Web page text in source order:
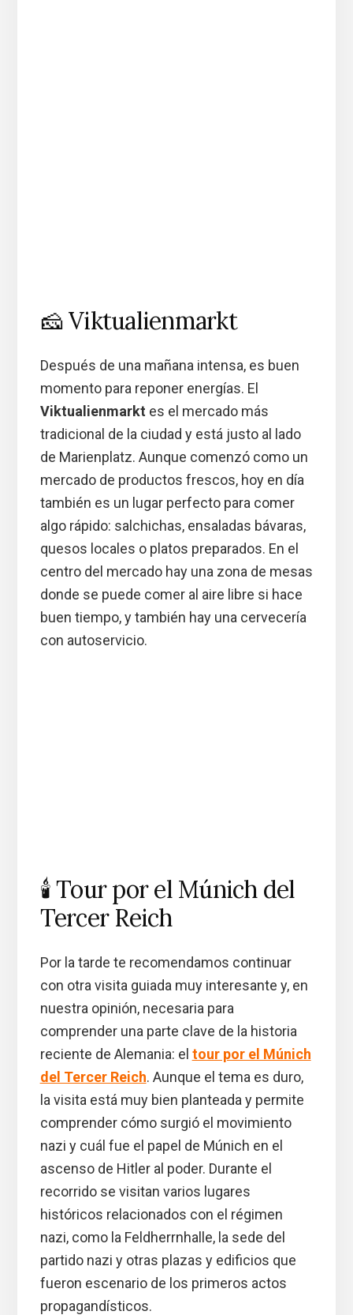
🧀 Viktualienmarkt
Después de una mañana intensa, es buen
momento para reponer energías. El
Viktualienmarkt es el mercado más
tradicional de la ciudad y está justo al lado
de Marienplatz. Aunque comenzó como un
mercado de productos frescos, hoy en día
también es un lugar perfecto para comer
algo rápido: salchichas, ensaladas bávaras,
quesos locales o platos preparados. En el
centro del mercado hay una zona de mesas
donde se puede comer al aire libre si hace
buen tiempo, y también hay una cervecería
con autoservicio.
🕯️ Tour por el Múnich del
Tercer Reich
Por la tarde te recomendamos continuar
con otra visita guiada muy interesante y, en
nuestra opinión, necesaria para
comprender una parte clave de la historia
reciente de Alemania: el tour por el Múnich
del Tercer Reich. Aunque el tema es duro,
la visita está muy bien planteada y permite
comprender cómo surgió el movimiento
nazi y cuál fue el papel de Múnich en el
ascenso de Hitler al poder. Durante el
recorrido se visitan varios lugares
históricos relacionados con el régimen
nazi, como la Feldherrnhalle, la sede del
partido nazi y otras plazas y edificios que
fueron escenario de los primeros actos
propagandísticos.